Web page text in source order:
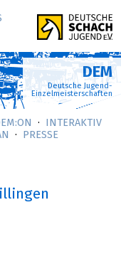
DEM
Deutsche Jugend-
Einzelmeisterschaften
INTERAKTIV
PRESSE